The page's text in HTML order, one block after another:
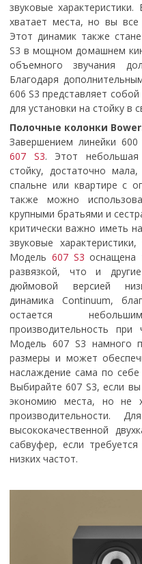
звуковые характеристики.
хватает места, но вы
Этот динамик также
S3 в мощном домашнем
объемного звучания
Благодаря
606 S3 представляет
для установки на стойку в
Полочные колонки
Завершением линейки
607 S3. Этот небольшая
стойку, достаточно
спальне или квартире с
также можно
крупными братьями и
критически важно иметь
звуковые
Модель 607 S3 оснащена
развязкой, что и
дюймовой версией
динамика Continuum,
остается
производительность
Модель 607 S3 намного
размеры и может
наслаждение сама по
Выбирайте 607 S3, если
экономию места, но не
производительности.
высококачественной
сабвуфер, если
низких частот.